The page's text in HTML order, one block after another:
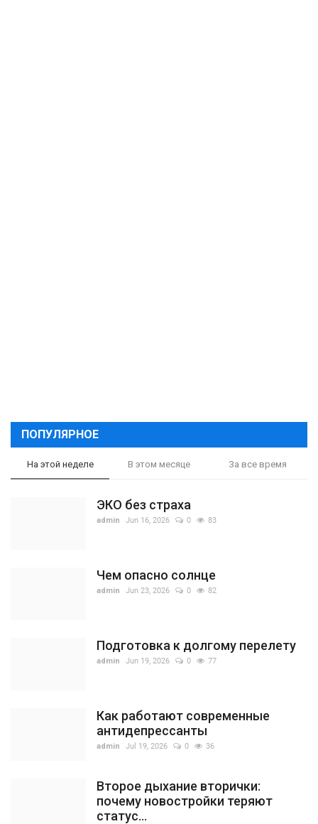
ПОПУЛЯРНОЕ
На этой неделе В этом месяце За все время
ЭКО без страха
admin Jun 16, 2026 0 83
Чем опасно солнце
admin Jun 23, 2026 0 82
Подготовка к долгому перелету
admin Jun 19, 2026 0 77
Как работают современные
антидепрессанты
admin Jul 19, 2026 0 36
Второе дыхание вторички:
почему новостройки теряют
статус...